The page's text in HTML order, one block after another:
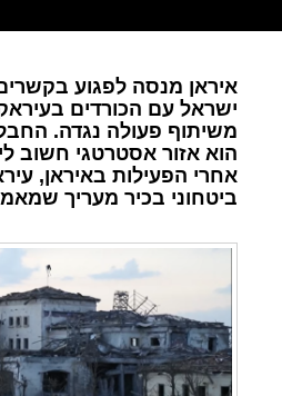
איראן מנסה לפגוע
ישראל עם הכורדים
משיתוף פעולה נגדה.
הוא אזור אסטרטגי חשוב
אחרי הפעילות באיראן,
ביטחוני בכיר מעריך